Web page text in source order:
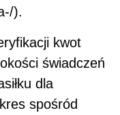
).
kwot
świadczeń
dla
spośród